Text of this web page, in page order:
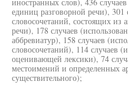
единиц разговорной речи), 301
словосочетаний, состоящих из
речи), 178 случаев
аббревиатур), 158 случаев
словосочетаний), 114 случаев
оценивающей лексики), 74
местоимений и определенных
существительного);